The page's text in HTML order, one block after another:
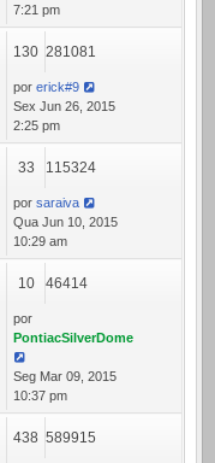
7:21 pm
130 281081
por erick#9
Sex Jun 26, 2015
2:25 pm
33 115324
por saraiva
Qua Jun 10, 2015
10:29 am
10 46414
por
PontiacSilverDome
Seg Mar 09, 2015
10:37 pm
438 589915